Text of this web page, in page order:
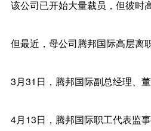
该公司已开始大量裁员，但彼时
但最近，母公司腾邦国际高层离
3月31日，腾邦国际副总经理、
4月13日，腾邦国际职工代表监